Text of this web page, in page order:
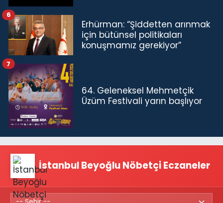
Erhürman: “Şiddetten arınmak
için bütünsel politikaları
konuşmamız gerekiyor”
6
64. Geleneksel Mehmetçik
Üzüm Festivali yarın başlıyor
7
İstanbul Beyoğlu Nöbetçi Eczaneler